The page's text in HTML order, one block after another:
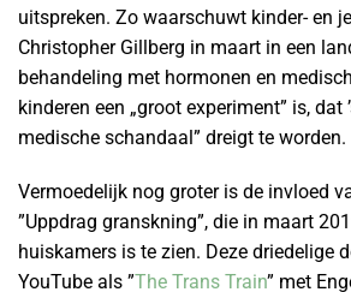
uitspreken. Zo waarschuwt kinder- en
Christopher Gillberg in maart in een
behandeling met hormonen en
kinderen een „groot experiment” is, dat
medische schandaal” dreigt te worden.
Vermoedelijk nog groter is de invloed
”Uppdrag granskning”, die in maart
huiskamers is te zien. Deze driedelige
YouTube als ”The Trans Train” met